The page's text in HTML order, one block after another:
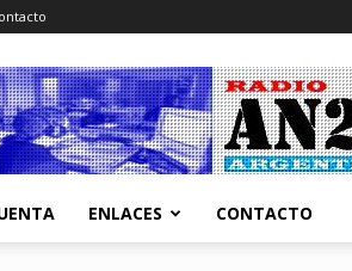
ENLACES CONTACTO